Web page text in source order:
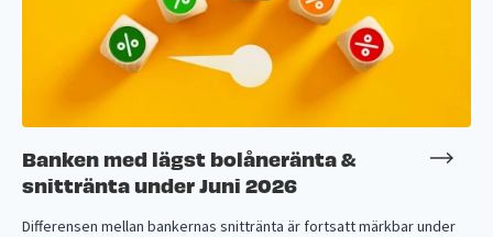
Banken med lägst bolåneränta &
snittränta under Juni 2026
Differensen mellan bankernas snittränta är fortsatt märkbar under